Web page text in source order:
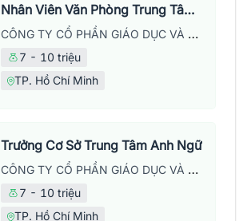
Nhân Viên Văn Phòng Trung Tâm Anh Ngữ
CÔNG TY CỔ PHẦN GIÁO DỤC VÀ NĂNG LƯỢNG ĐÔNG ĐÔ
7 - 10 triệu
TP. Hồ Chí Minh
Trưởng Cơ Sở Trung Tâm Anh Ngữ
CÔNG TY CỔ PHẦN GIÁO DỤC VÀ NĂNG LƯỢNG ĐÔNG ĐÔ
7 - 10 triệu
TP. Hồ Chí Minh